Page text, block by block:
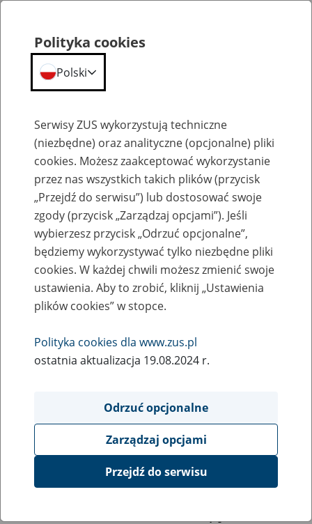
Szkolenia
Zaproś ZUS do siebie - zakładanie profili
eZUS w siedzibie Twojej firmy
Rodzaj wydarzenia
Szkolenia
Obszar merytoryczny
obsługa klientów
Opis wydarzenia
Platforma Usług Elektronicznych ZUS eZUS
Polityka cookies
Polski
Serwisy ZUS wykorzystują techniczne
(niezbędne) oraz analityczne (opcjonalne) pliki
cookies. Możesz zaakceptować wykorzystanie
przez nas wszystkich takich plików (przycisk
„Przejdź do serwisu”) lub dostosować swoje
zgody (przycisk „Zarządzaj opcjami”). Jeśli
wybierzesz przycisk „Odrzuć opcjonalne”,
będziemy wykorzystywać tylko niezbędne pliki
cookies. W każdej chwili możesz zmienić swoje
ustawienia. Aby to zrobić, kliknij „Ustawienia
plików cookies” w stopce.
Polityka cookies dla www.zus.pl
ostatnia aktualizacja 19.08.2024 r.
Odrzuć opcjonalne
Zarządzaj opcjami
Przejdź do serwisu